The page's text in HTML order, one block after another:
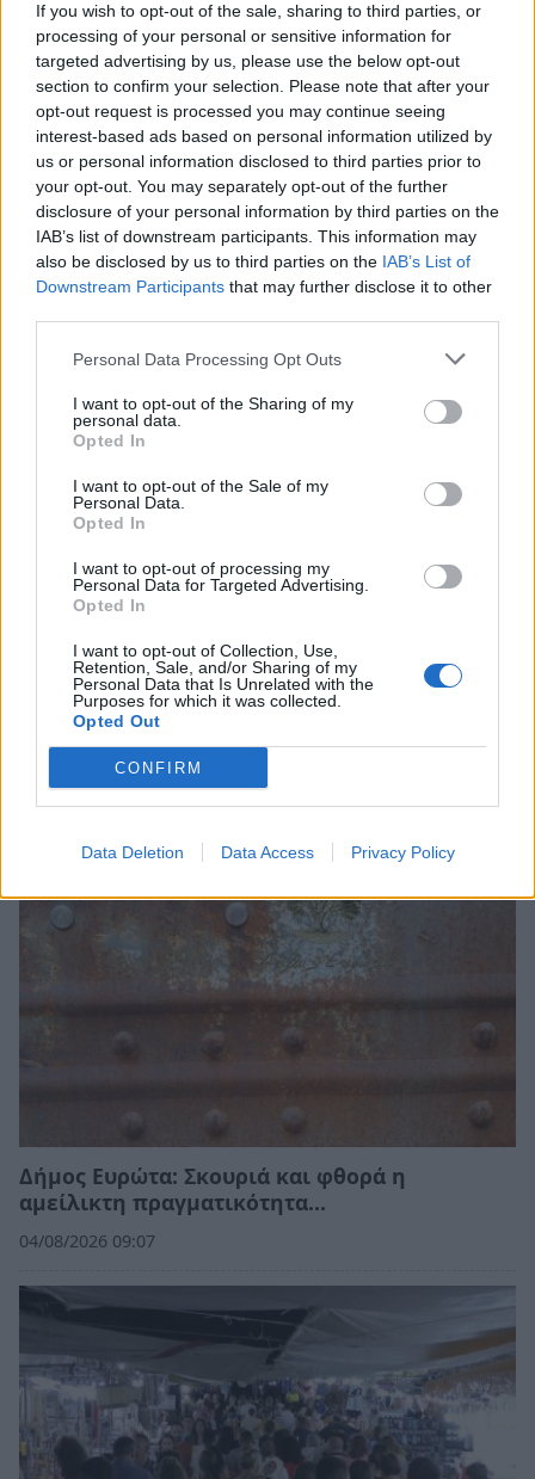
If you wish to opt-out of the sale, sharing to third parties, or
processing of your personal or sensitive information for
targeted advertising by us, please use the below opt-out
section to confirm your selection. Please note that after your
opt-out request is processed you may continue seeing
interest-based ads based on personal information utilized by
us or personal information disclosed to third parties prior to
your opt-out. You may separately opt-out of the further
disclosure of your personal information by third parties on the
IAB’s list of downstream participants. This information may
also be disclosed by us to third parties on the IAB’s List of
Downstream Participants that may further disclose it to other
Personal Data Processing Opt Outs
I want to opt-out of the Sharing of my
personal data.
Opted In
I want to opt-out of the Sale of my
Personal Data.
Opted In
I want to opt-out of processing my
Personal Data for Targeted Advertising.
Opted In
I want to opt-out of Collection, Use,
Retention, Sale, and/or Sharing of my
Personal Data that Is Unrelated with the
Purposes for which it was collected.
Opted Out
CONFIRM
Data Deletion Data Access Privacy Policy
Λακωνία: Ο Δημήτρης Μανιατάκος ακούει
αλλά δεν μιλάει – Θα είναι υποψήφιος
δήμαρχος Ευρώτα;
06/08/2026 13:10
Δήμος Ευρώτα: Σκουριά και φθορά η
αμείλικτη πραγματικότητα…
04/08/2026 09:07